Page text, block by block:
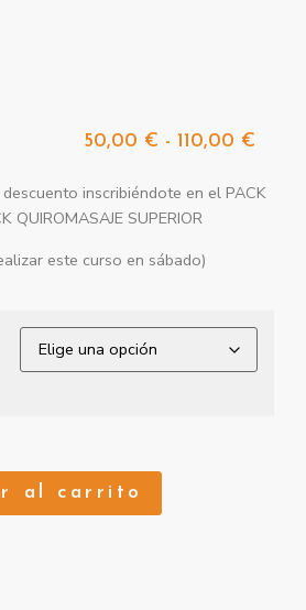
50,00 € - 110,00 €
inscribiéndote en el PACK
QUIROMASAJE SUPERIOR
este curso en sábado)
al carrito